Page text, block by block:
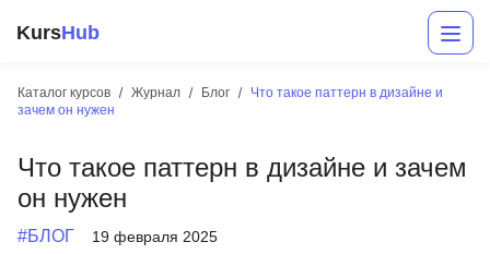
KursHub
Каталог курсов Журнал Блог
Что такое паттерн в дизайне и
зачем он нужен
Что такое паттерн в дизайне и зачем
он нужен
#БЛОГ 19 февраля 2025